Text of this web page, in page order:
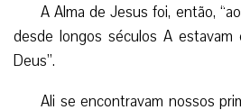
A Alma de Jesus foi, então,
desde longos séculos A
Deus”.
Ali se encontravam nossos